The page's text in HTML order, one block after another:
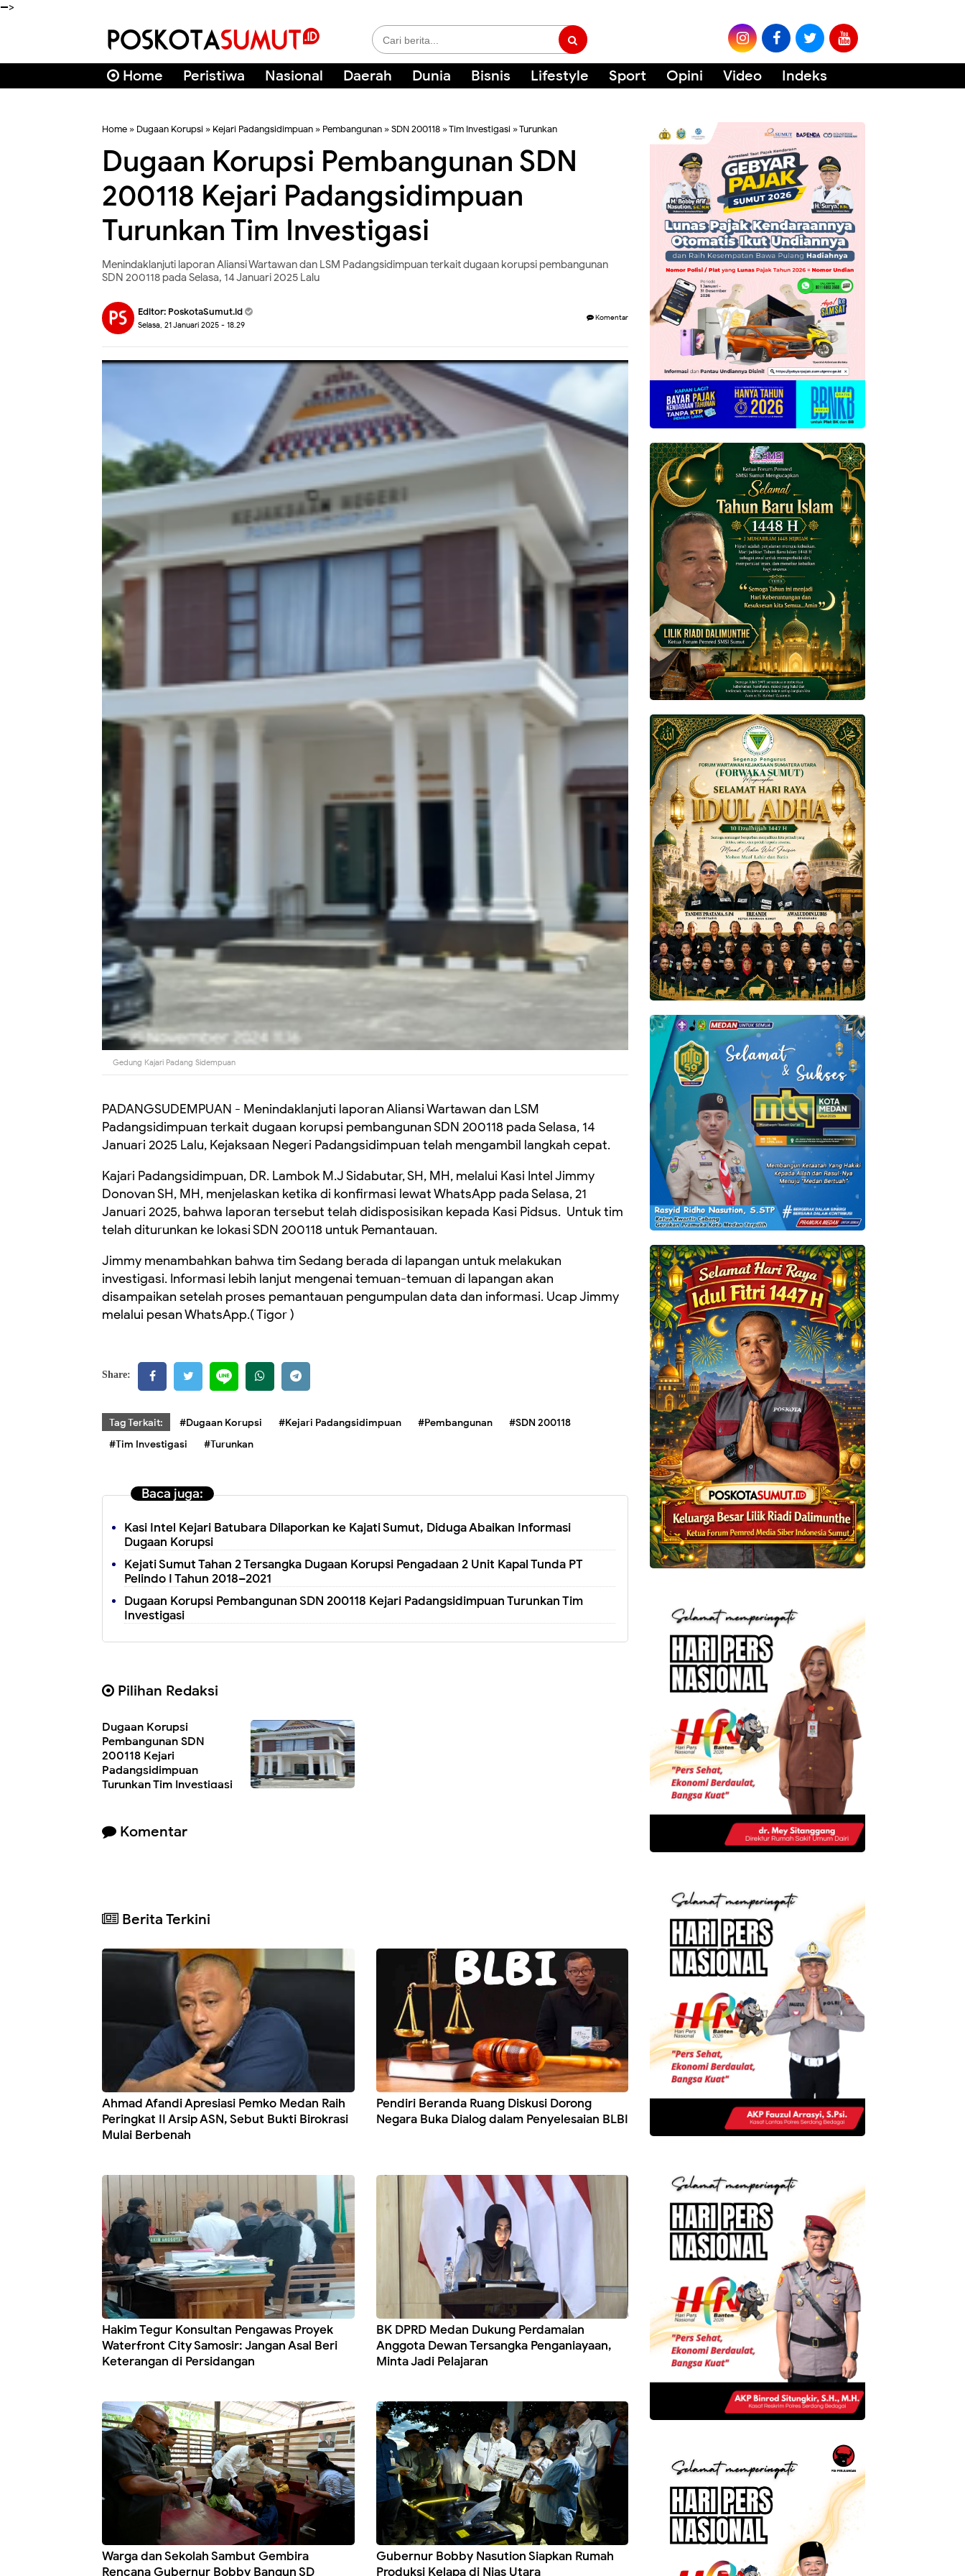
-->
Home Peristiwa Nasional Daerah Dunia Bisnis Lifestyle Sport Opini Video Indeks
Home » Dugaan Korupsi » Kejari Padangsidimpuan » Pembangunan »SDN 200118 »Tim Investigasi »Turunkan
Dugaan Korupsi Pembangunan SDN
200118 Kejari Padangsidimpuan
Turunkan Tim Investigasi
Menindaklanjuti laporan Aliansi Wartawan dan LSM Padangsidimpuan terkait dugaan korupsi pembangunan
SDN 200118 pada Selasa, 14 Januari 2025 Lalu
Editor: PoskotaSumut.id
Selasa, 21 Januari 2025 - 18.29
Komentar
Gedung Kajari Padang Sidempuan
PADANGSUDEMPUAN - Menindaklanjuti laporan Aliansi Wartawan dan LSM
Padangsidimpuan terkait dugaan korupsi pembangunan SDN 200118 pada Selasa, 14
Januari 2025 Lalu, Kejaksaan Negeri Padangsidimpuan telah mengambil langkah cepat.
Kajari Padangsidimpuan, DR. Lambok M.J Sidabutar, SH, MH, melalui Kasi Intel Jimmy
Donovan SH, MH, menjelaskan ketika di konfirmasi lewat WhatsApp pada Selasa, 21
Januari 2025, bahwa laporan tersebut telah didisposisikan kepada Kasi Pidsus. Untuk tim
telah diturunkan ke lokasi SDN 200118 untuk Pemantauan.
Jimmy menambahkan bahwa tim Sedang berada di lapangan untuk melakukan
investigasi. Informasi lebih lanjut mengenai temuan-temuan di lapangan akan
disampaikan setelah proses pemantauan pengumpulan data dan informasi. Ucap Jimmy
melalui pesan WhatsApp.( Tigor )
Share:
Tag Terkait: #Dugaan Korupsi #Kejari Padangsidimpuan #Pembangunan
#SDN 200118
#Tim Investigasi
#Turunkan
Baca juga:
Kasi Intel Kejari Batubara Dilaporkan ke Kajati Sumut, Diduga Abaikan Informasi
Dugaan Korupsi
Kejati Sumut Tahan 2 Tersangka Dugaan Korupsi Pengadaan 2 Unit Kapal Tunda PT
Pelindo I Tahun 2018–2021
Dugaan Korupsi Pembangunan SDN 200118 Kejari Padangsidimpuan Turunkan Tim
Investigasi
Pilihan Redaksi
Dugaan Korupsi
Pembangunan SDN
200118 Kejari
Padangsidimpuan
Turunkan Tim Investigasi
Komentar
Berita Terkini
Ahmad Afandi Apresiasi Pemko Medan Raih
Peringkat II Arsip ASN, Sebut Bukti Birokrasi
Mulai Berbenah
Pendiri Beranda Ruang Diskusi Dorong
Negara Buka Dialog dalam Penyelesaian BLBI
Hakim Tegur Konsultan Pengawas Proyek
Waterfront City Samosir: Jangan Asal Beri
Keterangan di Persidangan
BK DPRD Medan Dukung Perdamaian
Anggota Dewan Tersangka Penganiayaan,
Minta Jadi Pelajaran
Warga dan Sekolah Sambut Gembira
Rencana Gubernur Bobby Bangun SD
Gubernur Bobby Nasution Siapkan Rumah
Produksi Kelapa di Nias Utara